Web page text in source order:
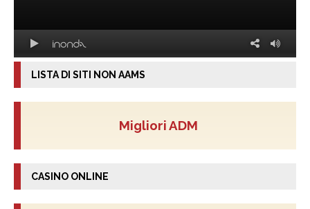
LISTA DI SITI NON AAMS
Migliori ADM
CASINO ONLINE